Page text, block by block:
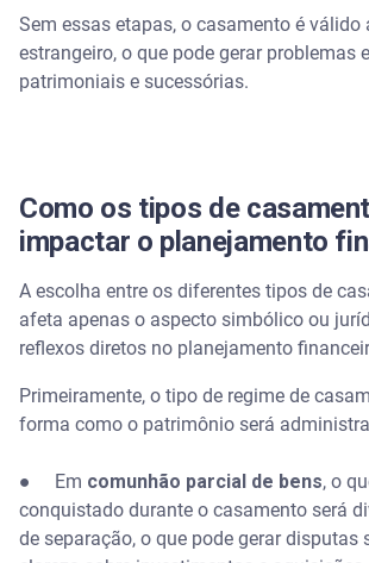
Sem essas etapas, o casamento é válido
estrangeiro, o que pode gerar problemas
patrimoniais e sucessórias.
Como os tipos de
impactar o planejamento
A escolha entre os diferentes tipos de
afeta apenas o aspecto simbólico ou
reflexos diretos no planejamento
Primeiramente, o tipo de regime de
forma como o patrimônio será
● Em comunhão parcial de bens, o
conquistado durante o casamento será
de separação, o que pode gerar disputas